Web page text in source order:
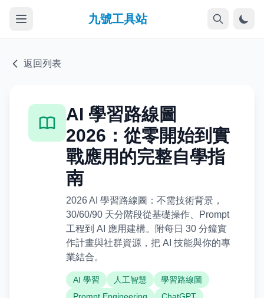
九號工具站
返回列表
AI 學習路線圖
2026：從零開始到實
戰應用的完整自學指
南
2026 AI 學習路線圖：不需技術背景，
30/60/90 天分階段從基礎操作、Prompt
工程到 AI 應用建構。附每日 30 分鐘實
作計畫與社群資源，把 AI 技能與你的專
業結合。
AI 學習 人工智慧
學習路線圖